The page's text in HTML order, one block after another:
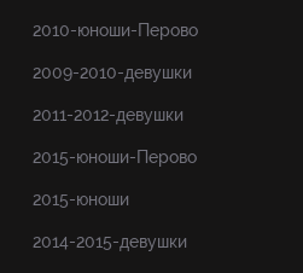
2010-юноши-Перово
2009-2010-девушки
2011-2012-девушки
2015-юноши-Перово
2015-юноши
2014-2015-девушки